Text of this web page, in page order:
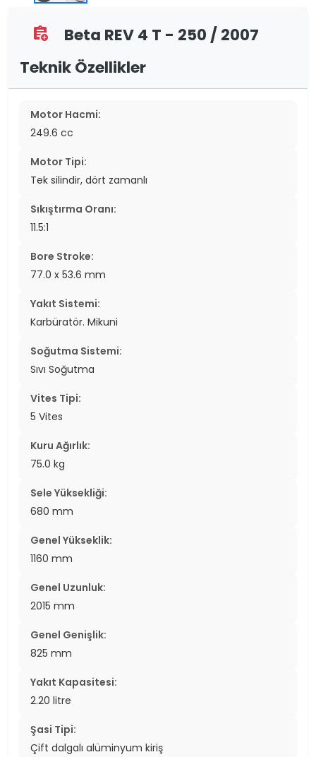
assignment_add
Beta REV 4 T - 250 / 2007
Teknik Özellikler
Motor Hacmi:
249.6 cc
Motor Tipi:
Tek silindir, dört zamanlı
Sıkıştırma Oranı:
11.5:1
Bore Stroke:
77.0 x 53.6 mm
Yakıt Sistemi:
Karbüratör. Mikuni
Soğutma Sistemi:
Sıvı Soğutma
Vites Tipi:
5 Vites
Kuru Ağırlık:
75.0 kg
Sele Yüksekliği:
680 mm
Genel Yükseklik:
1160 mm
Genel Uzunluk:
2015 mm
Genel Genişlik:
825 mm
Yakıt Kapasitesi:
2.20 litre
Şasi Tipi:
Çift dalgalı alüminyum kiriş